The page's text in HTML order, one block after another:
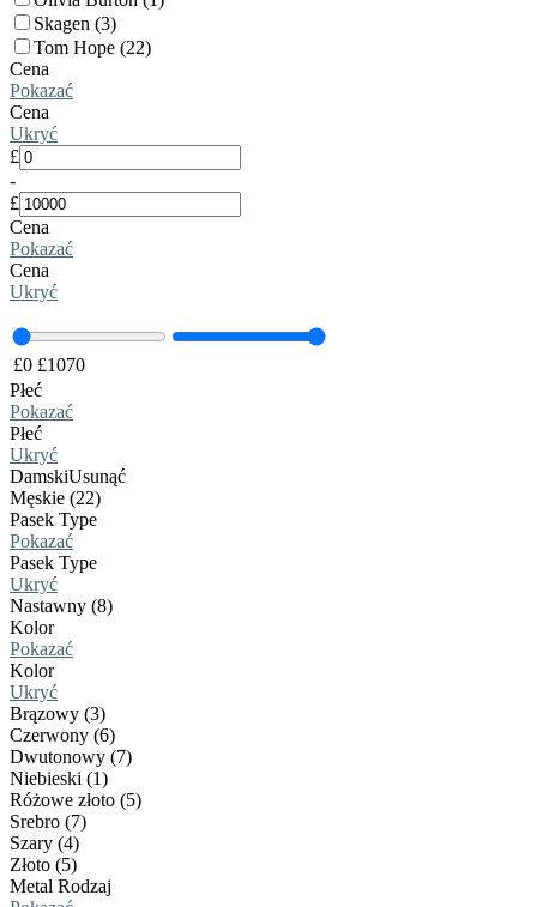
Skagen (3)
Tom Hope (22)
Cena
Pokazać
Cena
Ukryć
£
-
£
Cena
Pokazać
Cena
Ukryć
£0 £1070
Płeć
Pokazać
Płeć
Ukryć
DamskiUsunąć
Męskie (22)
Pasek Type
Pokazać
Pasek Type
Ukryć
Nastawny (8)
Kolor
Pokazać
Kolor
Ukryć
Brązowy (3)
Czerwony (6)
Dwutonowy (7)
Niebieski (1)
Różowe złoto (5)
Srebro (7)
Szary (4)
Złoto (5)
Metal Rodzaj